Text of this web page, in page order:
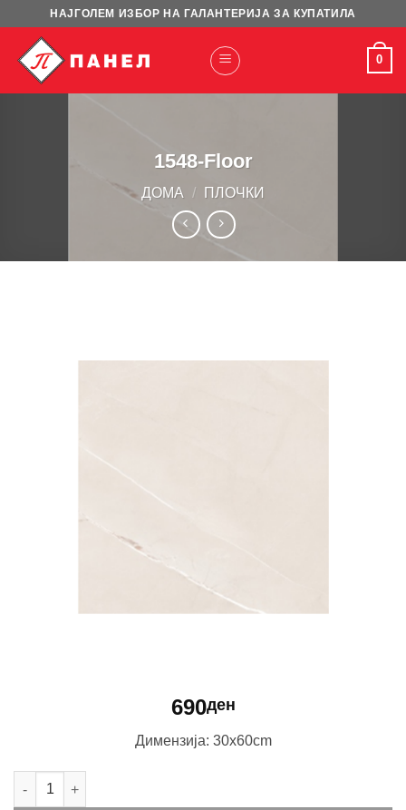
content
НАЈГОЛЕМ ИЗБОР НА ГАЛАНТЕРИЈА ЗА КУПАТИЛА
0
1548-Floor
ДОМА / ПЛОЧКИ
690ден
Димензија: 30x60cm
1548-Floor количина